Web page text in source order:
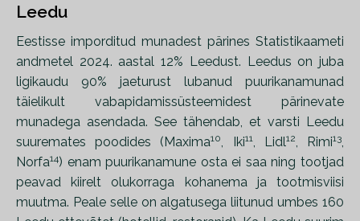
Leedu
Eestisse imporditud munadest pärines Statistikaameti
andmetel 2024. aastal 12% Leedust. Leedus on juba
ligikaudu 90% jaeturust lubanud puurikanamunad
täielikult vabapidamissüsteemidest pärinevate
munadega asendada. See tähendab, et varsti Leedu
suuremates poodides (Maxima10, Iki11, Lidl12, Rimi13,
Norfa14) enam puurikanamune osta ei saa ning tootjad
peavad kiirelt olukorraga kohanema ja tootmisviisi
muutma. Peale selle on algatusega liitunud umbes 160